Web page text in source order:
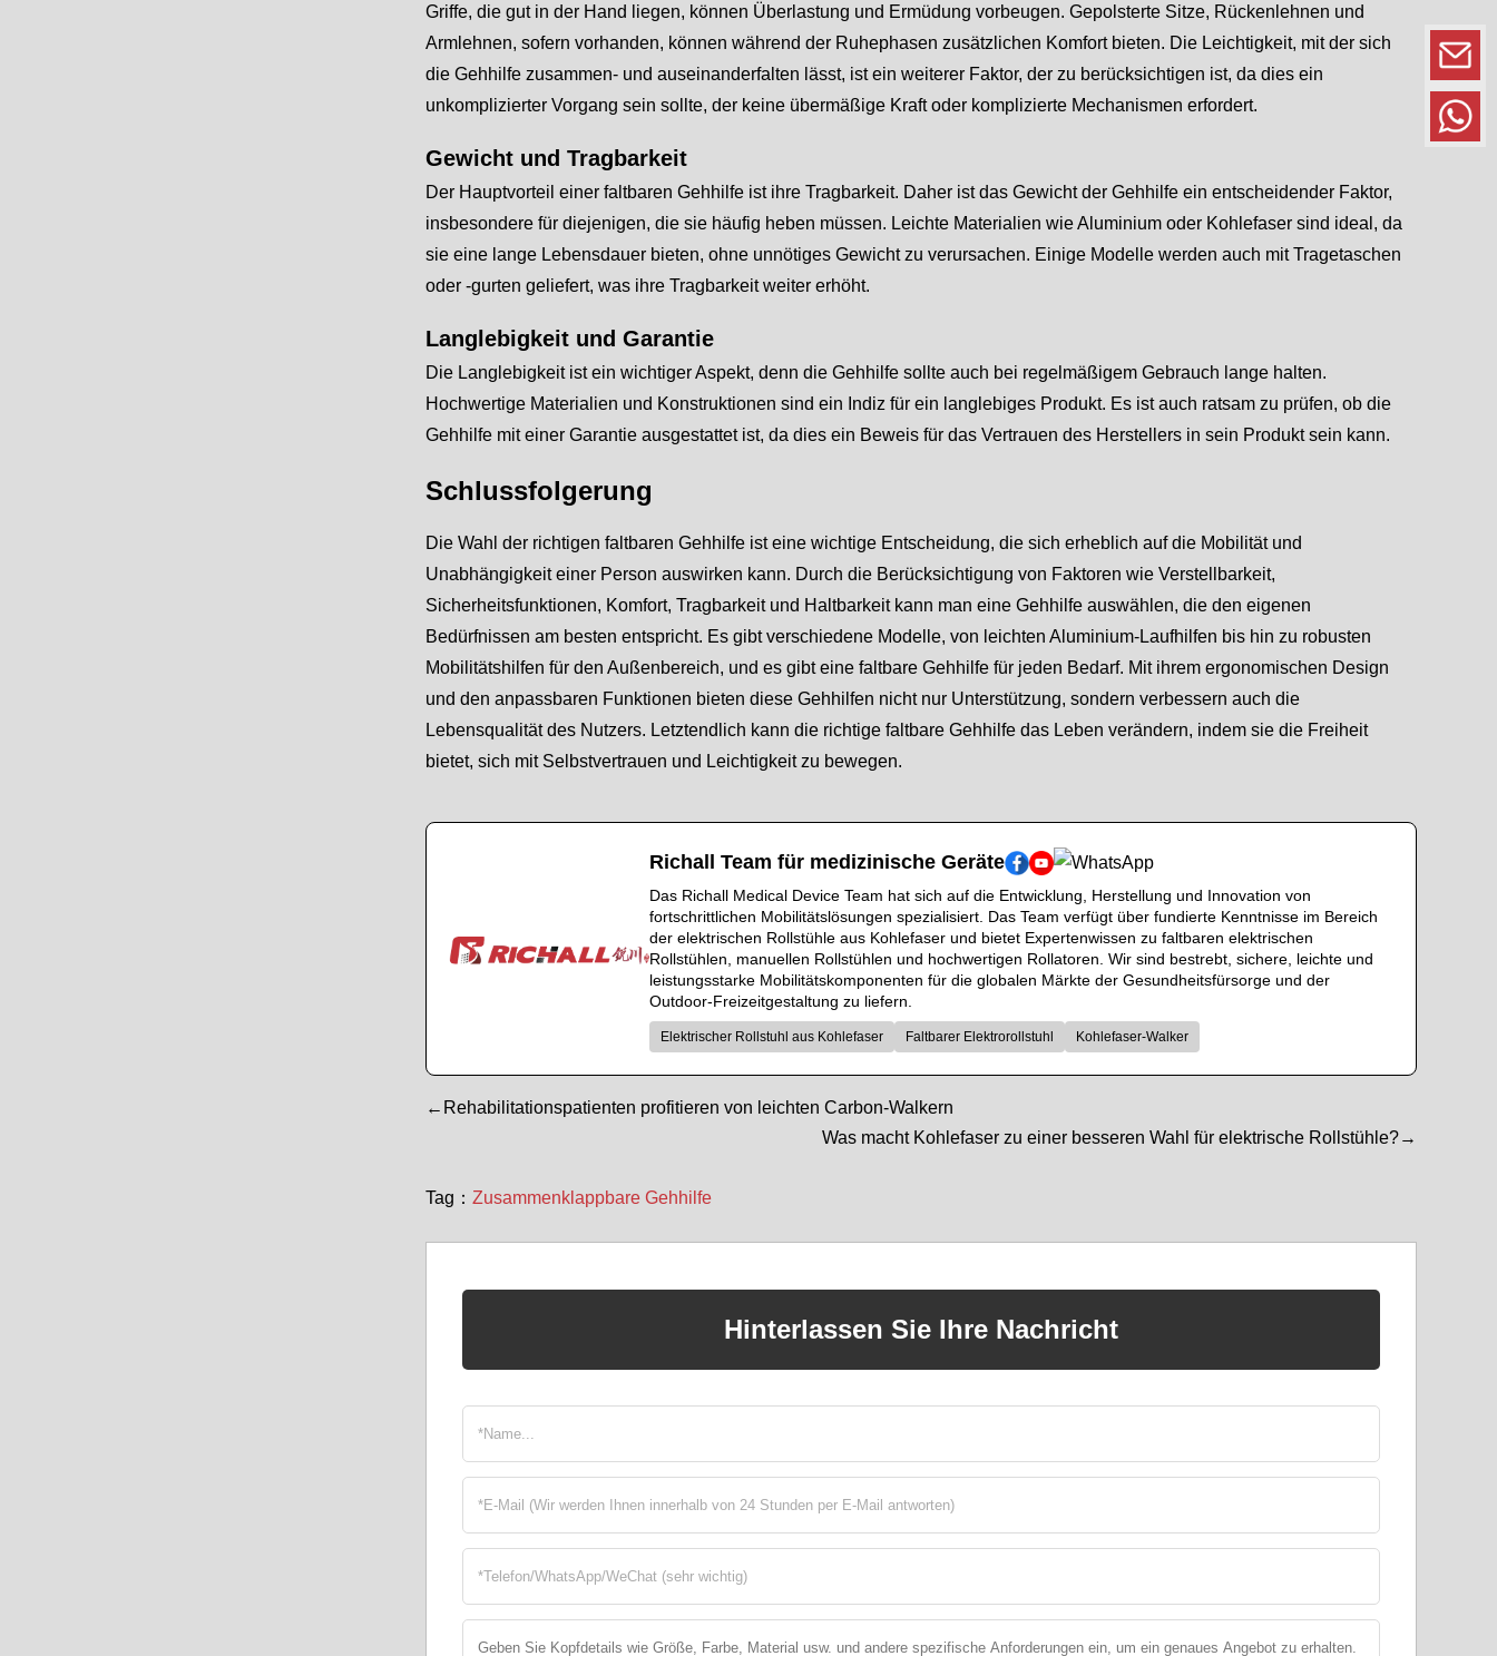
Griffe, die gut in der Hand liegen, können Überlastung und Ermüdung vorbeugen. Gepolsterte Sitze, Rückenlehnen und
Armlehnen, sofern vorhanden, können während der Ruhephasen zusätzlichen Komfort bieten. Die Leichtigkeit, mit der sich
die Gehhilfe zusammen- und auseinanderfalten lässt, ist ein weiterer Faktor, der zu berücksichtigen ist, da dies ein
unkomplizierter Vorgang sein sollte, der keine übermäßige Kraft oder komplizierte Mechanismen erfordert.
Gewicht und Tragbarkeit
Der Hauptvorteil einer faltbaren Gehhilfe ist ihre Tragbarkeit. Daher ist das Gewicht der Gehhilfe ein entscheidender Faktor,
insbesondere für diejenigen, die sie häufig heben müssen. Leichte Materialien wie Aluminium oder Kohlefaser sind ideal, da
sie eine lange Lebensdauer bieten, ohne unnötiges Gewicht zu verursachen. Einige Modelle werden auch mit Tragetaschen
oder -gurten geliefert, was ihre Tragbarkeit weiter erhöht.
Langlebigkeit und Garantie
Die Langlebigkeit ist ein wichtiger Aspekt, denn die Gehhilfe sollte auch bei regelmäßigem Gebrauch lange halten.
Hochwertige Materialien und Konstruktionen sind ein Indiz für ein langlebiges Produkt. Es ist auch ratsam zu prüfen, ob die
Gehhilfe mit einer Garantie ausgestattet ist, da dies ein Beweis für das Vertrauen des Herstellers in sein Produkt sein kann.
Schlussfolgerung
Die Wahl der richtigen faltbaren Gehhilfe ist eine wichtige Entscheidung, die sich erheblich auf die Mobilität und
Unabhängigkeit einer Person auswirken kann. Durch die Berücksichtigung von Faktoren wie Verstellbarkeit,
Sicherheitsfunktionen, Komfort, Tragbarkeit und Haltbarkeit kann man eine Gehhilfe auswählen, die den eigenen
Bedürfnissen am besten entspricht. Es gibt verschiedene Modelle, von leichten Aluminium-Laufhilfen bis hin zu robusten
Mobilitätshilfen für den Außenbereich, und es gibt eine faltbare Gehhilfe für jeden Bedarf. Mit ihrem ergonomischen Design
und den anpassbaren Funktionen bieten diese Gehhilfen nicht nur Unterstützung, sondern verbessern auch die
Lebensqualität des Nutzers. Letztendlich kann die richtige faltbare Gehhilfe das Leben verändern, indem sie die Freiheit
bietet, sich mit Selbstvertrauen und Leichtigkeit zu bewegen.
Richall Team für medizinische Geräte
Das Richall Medical Device Team hat sich auf die Entwicklung, Herstellung und Innovation von
fortschrittlichen Mobilitätslösungen spezialisiert. Das Team verfügt über fundierte Kenntnisse im Bereich
der elektrischen Rollstühle aus Kohlefaser und bietet Expertenwissen zu faltbaren elektrischen
Rollstühlen, manuellen Rollstühlen und hochwertigen Rollatoren. Wir sind bestrebt, sichere, leichte und
leistungsstarke Mobilitätskomponenten für die globalen Märkte der Gesundheitsfürsorge und der
Outdoor-Freizeitgestaltung zu liefern.
Elektrischer Rollstuhl aus Kohlefaser Faltbarer Elektrorollstuhl Kohlefaser-Walker
←Rehabilitationspatienten profitieren von leichten Carbon-Walkern
Was macht Kohlefaser zu einer besseren Wahl für elektrische Rollstühle?→
Tag： Zusammenklappbare Gehhilfe
Hinterlassen Sie Ihre Nachricht